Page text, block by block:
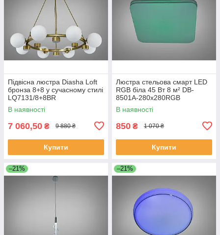
Підвісна люстра Diasha Loft
бронза 8+8 у сучасному стилі
LQ7131/8+8BR
В наявності
7 060,50 ₴ 9 880 ₴
Купити
Люстра стельова смарт LED
RGB біла 45 Вт 8 м² DB-
8501A-280x280RGB
В наявності
850 ₴ 1 070 ₴
Купити
–21% –21%